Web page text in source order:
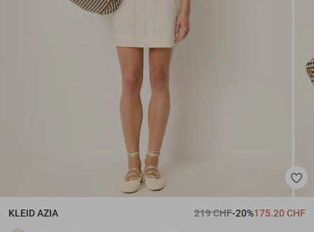
KLEIDAZIA 219 CHF-20%175.20 CHF